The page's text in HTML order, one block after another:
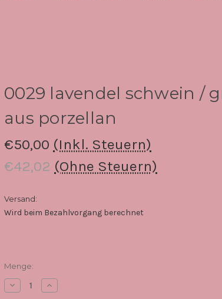
0029 lavendel schwein /
aus porzellan
€50,00 (Inkl. Steuern)
€42,02 (Ohne Steuern)
Versand:
Wird beim Bezahlvorgang berechnet
Aktueller
Lagerbestand:
Menge:
Menge
von
Menge
von